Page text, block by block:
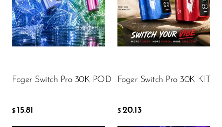
Geek Bar
Glamee
HERO
Hulk Hogan
Foger Switch Pro 30K POD
$ 15.81
$15.81
Foger Switch Pro 30K KIT
$ 20.13
$20.13